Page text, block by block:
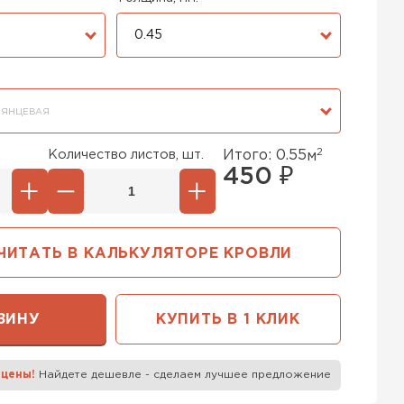
0.45
Количество листов, шт. Итого: 0.55м2
450 ₽
В КАЛЬКУЛЯТОРЕ КРОВЛИ
КУПИТЬ В 1 КЛИК
Найдете дешевле - сделаем лучшее предложение